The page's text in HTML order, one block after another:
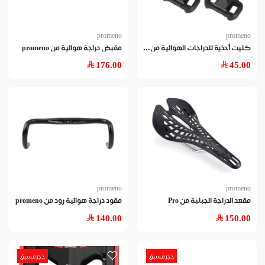
promeno
كلي
ت أحذية للدراجات الهوائية من promeno
45.00
promeno
مقبض دراجة هوائية من promeno
176.00
promeno
مقعد الدراجة الجبلية من Pro
150.00
promeno
مقود دراجة هوائية رود من promeno
140.00
حجز مسبق حجز مسبق